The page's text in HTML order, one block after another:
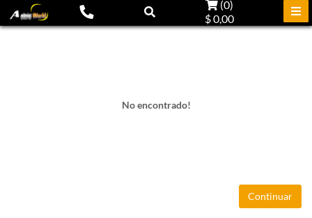
(0)
$ 0,00
No encontrado!
Continuar